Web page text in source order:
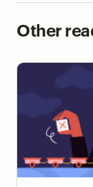
Other
[Workflow
Don’t Break